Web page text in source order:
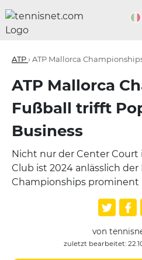
ATP› ATP Mallorca
ATP Mallorca
Fußball trifft
Business
Nicht nur der Center Court
Club ist 2024 anlässlich der
Championships prominent
von
zuletzt bearbeitet: